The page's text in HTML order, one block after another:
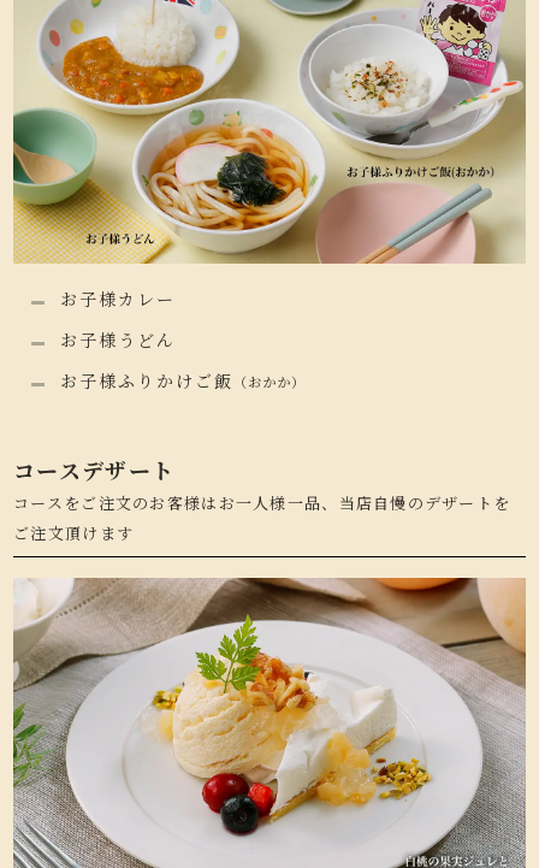
お子様カレー
お子様うどん
お子様ふりかけご飯 （おかか）
コースデザート
コースをご注文のお客様はお一人様一品、当店自慢のデザートを
ご注文頂けます